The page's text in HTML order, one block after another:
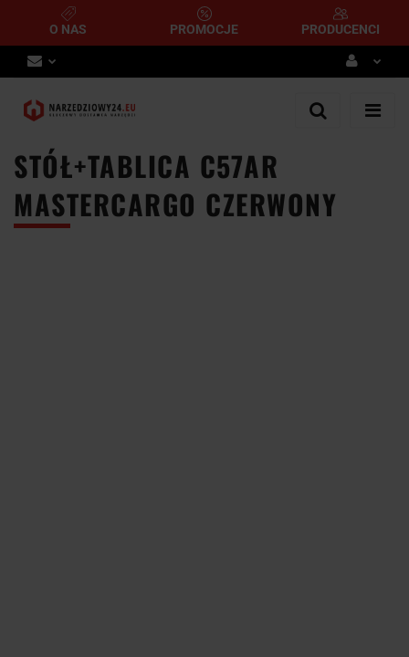
O NAS PROMOCJE PRODUCENCI
Zaloguj się
STÓŁ+TABLICA C57AR
MASTERCARGO CZERWONY